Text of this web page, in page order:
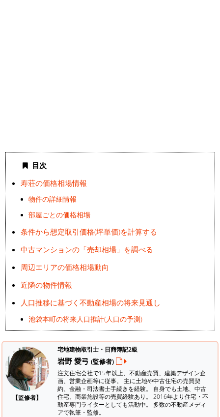
目次
寿荘の価格相場情報
物件の詳細情報
部屋ごとの価格相場
条件から想定取引価格(坪単価)を計算する
中古マンションの「売却相場」を調べる
周辺エリアの価格相場動向
近隣の物件情報
人口推移に基づく不動産相場の将来見通し
池袋本町の将来人口推計(人口の予測)
【監修者】
宅地建物取引士・日商簿記2級
岩野 愛弓 (監修者)
注文住宅会社で15年以上、不動産売買、建築デザイン企
画、営業企画等に従事。 主に土地や中古住宅の売買契
約、金融・司法書士手続きを経験。 自身でも土地、中古
住宅、商業施設等の売買経験あり。 2016年より住宅・不
動産専門ライターとしても活動中。 多数の不動産メディ
アで執筆・監修。